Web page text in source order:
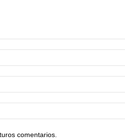
comentarios.